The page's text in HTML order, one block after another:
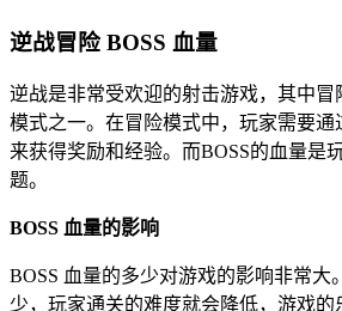
逆战冒险 BOSS 血量
逆战是非常受欢迎的射击游戏，其中冒
模式之一。在冒险模式中，玩家需要通
来获得奖励和经验。而BOSS的血量是
题。
BOSS 血量的影响
BOSS 血量的多少对游戏的影响非常大
少，玩家通关的难度就会降低，游戏的